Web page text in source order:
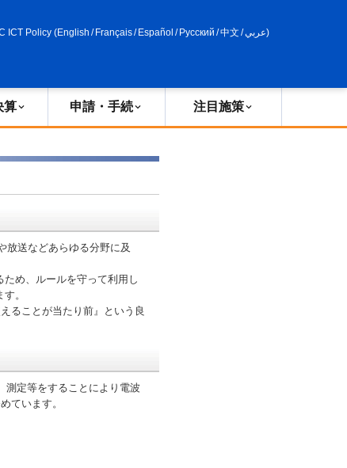
ICT Policy (English / Français/ Español / Русский /中文 /عربي)
算 申請・手続 注目施策
放送などあらゆる分野に及
め、ルールを守って利用し
。
ることが当たり前』という良
定等をすることにより電波
ています。